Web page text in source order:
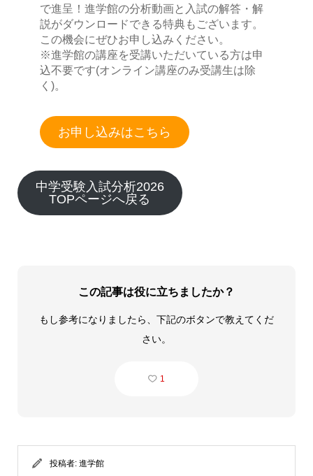
で進呈！進学館の分析動画と入試の解答・解
説がダウンロードできる特典もございます。
この機会にぜひお申し込みください。
※進学館の講座を受講いただいている方は申
込不要です(オンライン講座のみ受講生は除
く)。
お申し込みはこちら
中学受験入試分析2026
TOPページへ戻る
この記事は役に立ちましたか？
もし参考になりましたら、下記のボタンで教えてくだ
さい。
1
投稿者: 進学館